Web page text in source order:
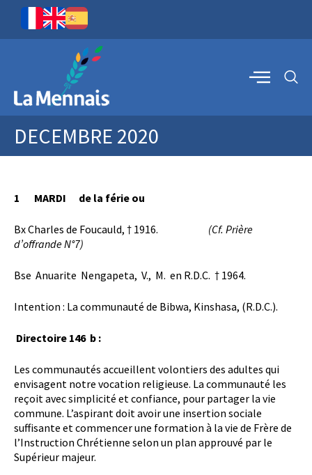
DECEMBRE 2020
1 MARDI de la férie ou
Bx Charles de Foucauld, † 1916. (Cf. Prière
d’offrande N°7)
Bse Anuarite Nengapeta, V., M. en R.D.C. † 1964.
Intention : La communauté de Bibwa, Kinshasa, (R.D.C.).
Directoire 146 b :
Les communautés accueillent volontiers des adultes qui
envisagent notre vocation religieuse. La communauté les
reçoit avec simplicité et confiance, pour partager la vie
commune. L’aspirant doit avoir une insertion sociale
suffisante et commencer une formation à la vie de Frère de
l’Instruction Chrétienne selon un plan approuvé par le
Supérieur majeur.